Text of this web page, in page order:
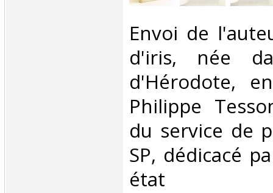
‎Envoi de
d'iris, née
d'Hérodote,
Philippe
du service de
SP, dédicacé
état‎